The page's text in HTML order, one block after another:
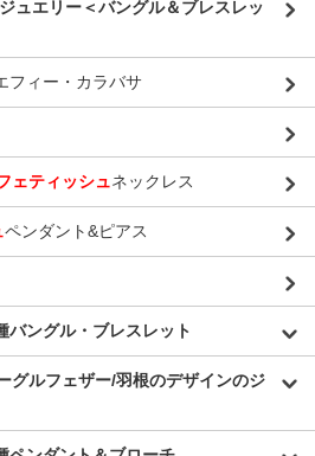
ュエリー＜バングル＆ブレスレッ
フィー・カラバサ
ェティッシュネックレス
ペンダント&ピアス
バングル・ブレスレット
グルフェザー/羽根のデザインのジ